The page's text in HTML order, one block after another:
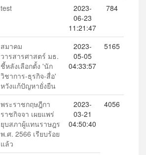
test
2023-
06-23
11:21:47
784
สมาคม
วารสารศาสตร์ มธ.
ชี้หลังเลือกตั้ง 'นัก
วิชาการ-ธุรกิจ-สื่อ'
หวังแก้ปัญหายั่งยืน
2023-
05-05
04:33:57
5165
พระราชกฤษฎีกา
ราชกิจจา เผยแพร่
ยุบสภาผู้แทนราษฎร
พ.ศ. 2566 เรียบร้อย
แล้ว
2023-
03-21
04:50:40
4056